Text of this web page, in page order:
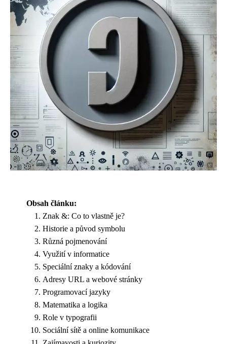
Obsah článku:
Znak &: Co to vlastně je?
Historie a původ symbolu
Různá pojmenování
Využití v informatice
Speciální znaky a kódování
Adresy URL a webové stránky
Programovací jazyky
Matematika a logika
Role v typografii
Sociální sítě a online komunikace